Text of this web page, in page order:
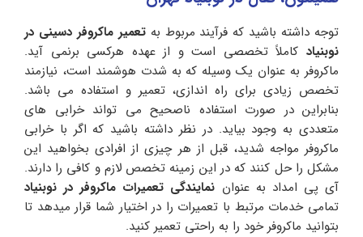
توجه داشته باشید که فرآیند مربوط به تعمیر ماکروفر دسینی در
نوبنیاد کاملاً تخصصی است و از عهده هرکسی برنمی آید.
ماکروفر به عنوان یک وسیله که به شدت هوشمند است، نیازمند
تخصص زیادی برای راه اندازی، تعمیر و استفاده می باشد.
بنابراین در صورت استفاده ناصحیح می تواند خرابی های
متعددی به وجود بیاید. در نظر داشته باشید که اگر با خرابی
ماکروفر مواجه شدید، قبل از هر چیزی از افرادی بخواهید این
مشکل را حل کنند که در این زمینه تخصص لازم و کافی را دارند.
آی پی امداد به عنوان نمایندگی تعمیرات ماکروفر در نوبنیاد
تمامی خدمات مرتبط با تعمیرات را در اختیار شما قرار میدهد تا
بتوانید ماکروفر خود را به راحتی تعمیر کنید.